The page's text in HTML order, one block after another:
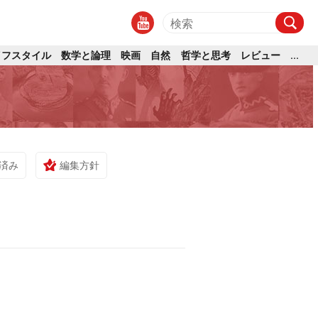
スタイル 数学と論理 映画 自然 哲学と思考 レビュー
...
み 編集方針